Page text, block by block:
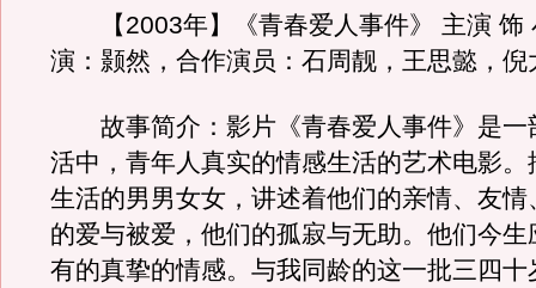
【2003年】《青春爱人事件》 主演 饰
演：颢然，合作演员：石周靓，王思懿，倪
故事简介：影片《青春爱人事件》是一
活中，青年人真实的情感生活的艺术电影。
生活的男男女女，讲述着他们的亲情、友情
的爱与被爱，他们的孤寂与无助。他们今生
有的真挚的情感。与我同龄的这一批三四十